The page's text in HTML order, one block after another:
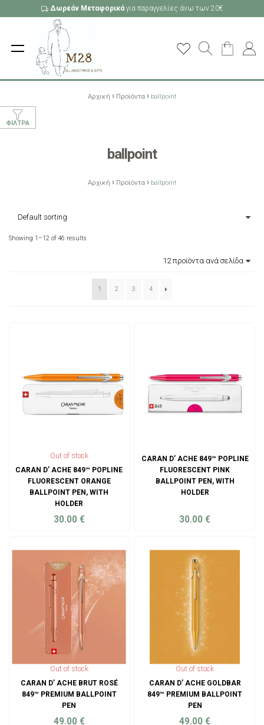
Δωρεάν Μεταφορικάγια παραγγελίες άνω των 20€
Αρχική › Προϊόντα › ballpoint
ballpoint
Αρχική › Προϊόντα › ballpoint
ΦΊΛΤΡΑ
Showing 1–12 of 46 results
1 2 3 4
Out of stock
CARAN D’ ACHE 849™ POPLINE
FLUORESCENT ORANGE
BALLPOINT PEN, WITH
HOLDER
30.00 €
CARAN D’ ACHE 849™ POPLINE
FLUORESCENT PINK
BALLPOINT PEN, WITH
HOLDER
30.00€
Out of stock
CARAN D’ ACHE BRUT ROSÉ
849™ PREMIUM BALLPOINT
PEN
49.00 €
Out of stock
CARAN D’ ACHE GOLDBAR
849™ PREMIUM BALLPOINT
PEN
49.00€